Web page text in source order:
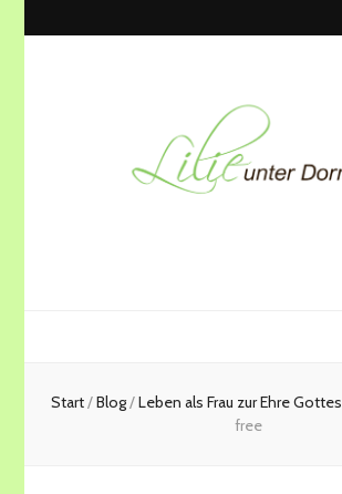
Start/Blog/Leben als Frau zur Ehre Gottes
free